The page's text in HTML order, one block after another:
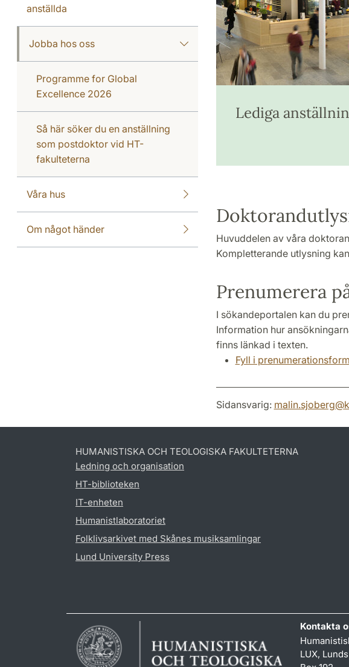
anställda
Jobba hos oss
Programme for Global
Excellence 2026
Så här söker du en anställning
som postdoktor vid HT-
fakulteterna
Våra hus
Om något händer
Lediga
Huvuddelen av våra
Kompletterande utlysning
Prenumerera
I sökandeportalen kan du
Information hur
finns länkad i texten.
Fyll i
Sidansvarig: malin.sjoberg@
HUMANISTISKA OCH TEOLOGISKA FAKULTETERNA
Ledning och organisation
HT-biblioteken
IT-enheten
Humanistlaboratoriet
Folklivsarkivet med Skånes musiksamlingar
Lund University Press
Kontakta
LUX,